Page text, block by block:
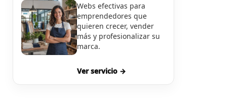
Webs efectivas para
emprendedores que
quieren crecer, vender
más y profesionalizar su
marca.
Ver servicio →